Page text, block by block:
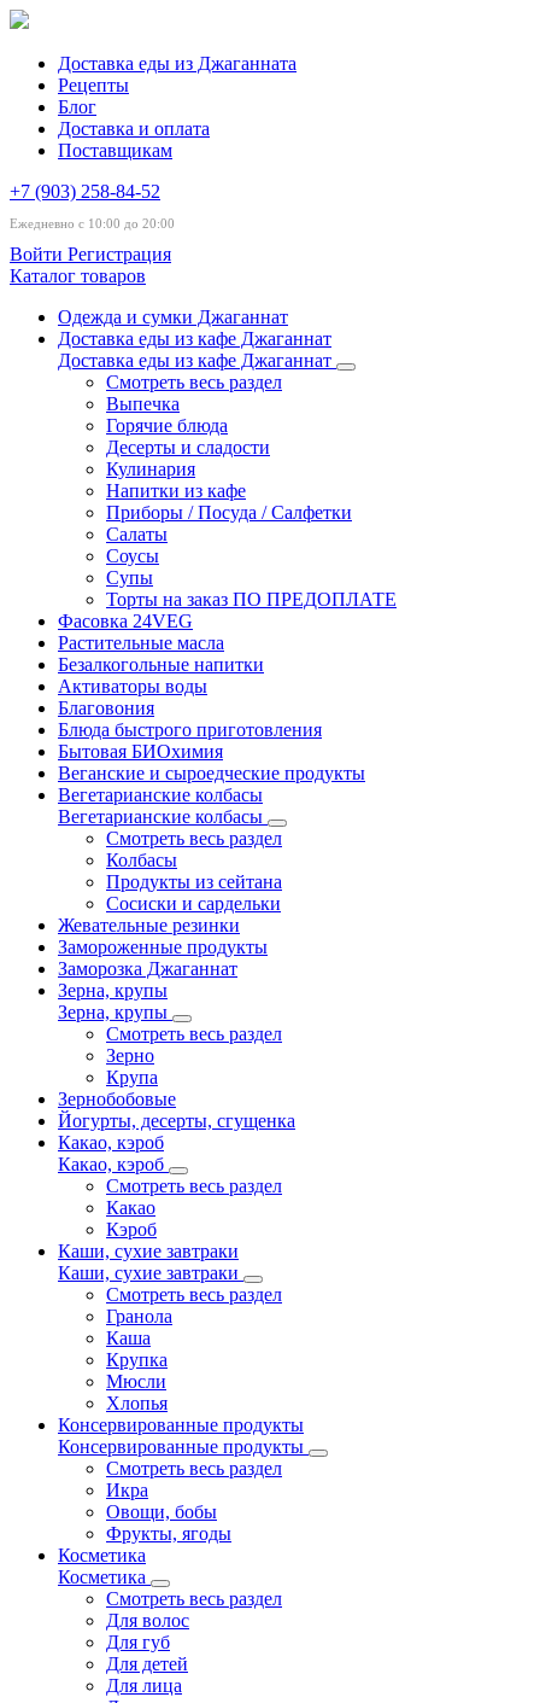
Доставка еды из Джаганната
Рецепты
Блог
Доставка и оплата
Поставщикам
+7 (903) 258-84-52
Ежедневно с 10:00 до 20:00
Войти Регистрация
Каталог товаров
Одежда и сумки Джаганнат
Доставка еды из кафе Джаганнат
Доставка еды из кафе Джаганнат
Смотреть весь раздел
Выпечка
Горячие блюда
Десерты и сладости
Кулинария
Напитки из кафе
Приборы / Посуда / Салфетки
Салаты
Соусы
Супы
Торты на заказ ПО ПРЕДОПЛАТЕ
Фасовка 24VEG
Растительные масла
Безалкогольные напитки
Активаторы воды
Благовония
Блюда быстрого приготовления
Бытовая БИОхимия
Веганские и сыроедческие продукты
Вегетарианские колбасы
Вегетарианские колбасы
Смотреть весь раздел
Колбасы
Продукты из сейтана
Сосиски и сардельки
Жевательные резинки
Замороженные продукты
Заморозка Джаганнат
Зерна, крупы
Зерна, крупы
Смотреть весь раздел
Зерно
Крупа
Зернобобовые
Йогурты, десерты, сгущенка
Какао, кэроб
Какао, кэроб
Смотреть весь раздел
Какао
Кэроб
Каши, сухие завтраки
Каши, сухие завтраки
Смотреть весь раздел
Гранола
Каша
Крупка
Мюсли
Хлопья
Консервированные продукты
Консервированные продукты
Смотреть весь раздел
Икра
Овощи, бобы
Фрукты, ягоды
Косметика
Косметика
Смотреть весь раздел
Для волос
Для губ
Для детей
Для лица